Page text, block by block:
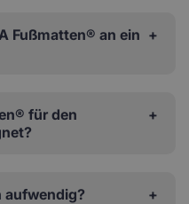
Fußmatten® an ein
für den
aufwendig?